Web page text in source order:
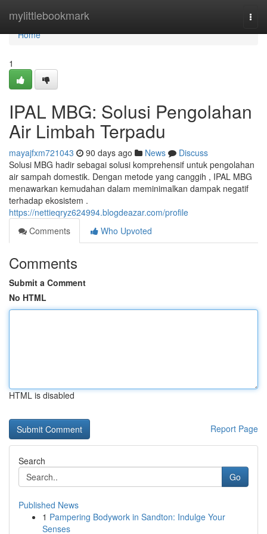
mylittlebookmark
Home
Home
1
IPAL MBG: Solusi Pengolahan
Air Limbah Terpadu
mayajfxm721043 90 days ago News
Discuss
Solusi MBG hadir sebagai solusi komprehensif untuk pengolahan
air sampah domestik. Dengan metode yang canggih , IPAL MBG
menawarkan kemudahan dalam meminimalkan dampak negatif
terhadap ekosistem .
https://nettieqryz624994.blogdeazar.com/profile
Comments
Who Upvoted
Comments
Submit a Comment
No HTML
HTML is disabled
Report Page
Search
Go
Published News
1 Pampering Bodywork in Sandton: Indulge Your
Senses